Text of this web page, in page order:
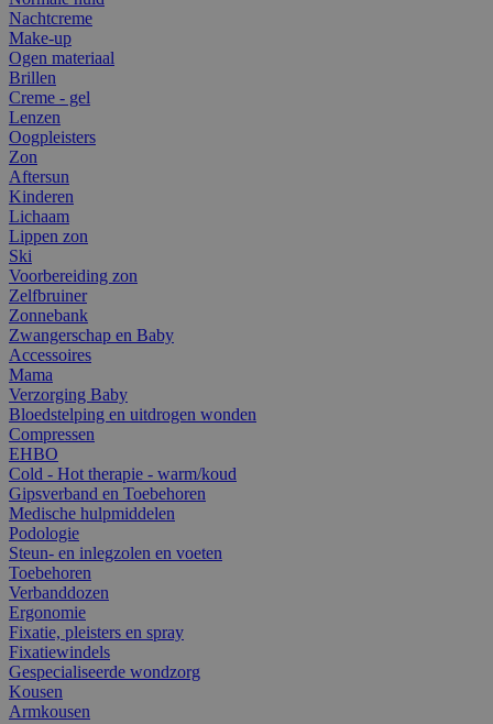
Nachtcreme
Make-up
Ogen materiaal
Brillen
Creme - gel
Lenzen
Oogpleisters
Zon
Aftersun
Kinderen
Lichaam
Lippen zon
Ski
Voorbereiding zon
Zelfbruiner
Zonnebank
Zwangerschap en Baby
Accessoires
Mama
Verzorging Baby
Bloedstelping en uitdrogen wonden
Compressen
EHBO
Cold - Hot therapie - warm/koud
Gipsverband en Toebehoren
Medische hulpmiddelen
Podologie
Steun- en inlegzolen en voeten
Toebehoren
Verbanddozen
Ergonomie
Fixatie, pleisters en spray
Fixatiewindels
Gespecialiseerde wondzorg
Kousen
Armkousen